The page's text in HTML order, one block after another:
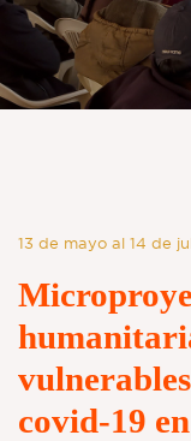
13 de mayo al 14 de
covid-19